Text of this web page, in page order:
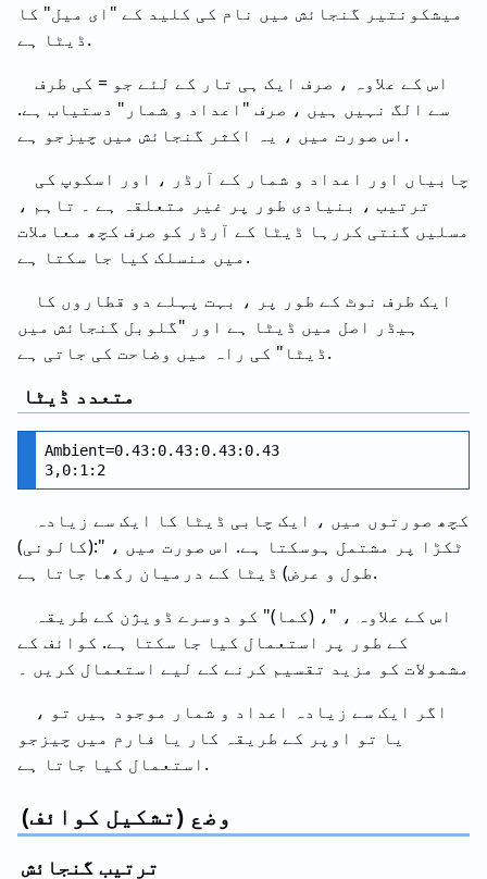
میشکونتیر گنجائش میں نام کی کلید کے "ای میل" کا
ڈیٹا ہے.
اس کے علاوہ ، صرف ایک ہی تار کے لئے جو = کی طرف
سے الگ نہیں ہیں ، صرف "اعداد و شمار" دستیاب ہے.
اس صورت میں ، یہ اکثر گنجائش میں چیزجو ہے.
چابیاں اور اعداد و شمار کے آرڈر ، اور اسکوپ کی
ترتیب ، بنیادی طور پر غیر متعلقہ ہے ۔ تاہم ،
مسلیں گنتی کررہا ڈیٹا کے آرڈر کو صرف کچھ معاملات
میں منسلک کیا جا سکتا ہے.
ایک طرف نوٹ کے طور پر ، بہت پہلے دو قطاروں کا
ہیڈر اصل میں ڈیٹا ہے اور "گلوبل گنجائش میں
ڈیٹا" کی راہ میں وضاحت کی جاتی ہے.
متعدد ڈیٹا
Ambient=0.43:0.43:0.43:0.43
کچھ صورتوں میں ، ایک چابی ڈیٹا کا ایک سے زیادہ
ٹکڑا پر مشتمل ہوسکتا ہے. اس صورت میں ، ":(کالونی)
طول و عرض) ڈیٹا کے درمیان رکھا جاتا ہے.
اس کے علاوہ ، "، (کما)" کو دوسرے ڈویژن کے طریقہ
کے طور پر استعمال کیا جا سکتا ہے. کوائف کے
مشمولات کو مزید تقسیم کرنے کے لیے استعمال کریں ۔
اگر ایک سے زیادہ اعداد و شمار موجود ہیں تو ،
یا تو اوپر کے طریقہ کار یا فارم میں چیزجو
استعمال کیا جاتا ہے.
وضع (تشکیل کوائف)
ترتیب گنجائش